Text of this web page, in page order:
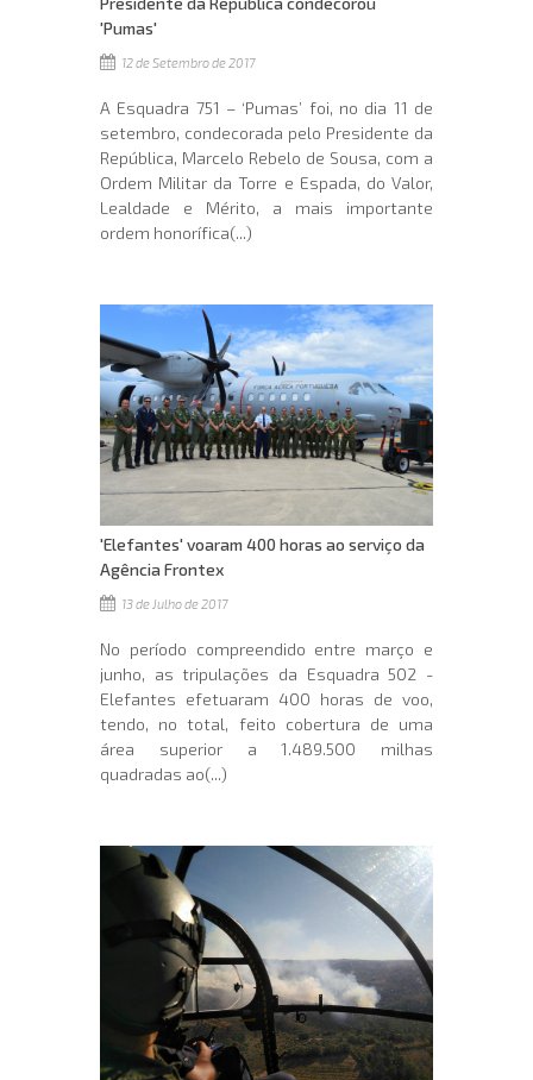
'Pumas'
12 de Setembro de 2017
A Esquadra 751 – ‘Pumas’ foi, no dia 11 de
setembro, condecorada pelo Presidente da
República, Marcelo Rebelo de Sousa, com a
Ordem Militar da Torre e Espada, do Valor,
Lealdade e Mérito, a mais importante
ordem honorífica(...)
'Elefantes' voaram 400 horas ao serviço da
Agência Frontex
13 de Julho de 2017
No período compreendido entre março e
junho, as tripulações da Esquadra 502 -
Elefantes efetuaram 400 horas de voo,
tendo, no total, feito cobertura de uma
área superior a 1.489.500 milhas
quadradas ao(...)